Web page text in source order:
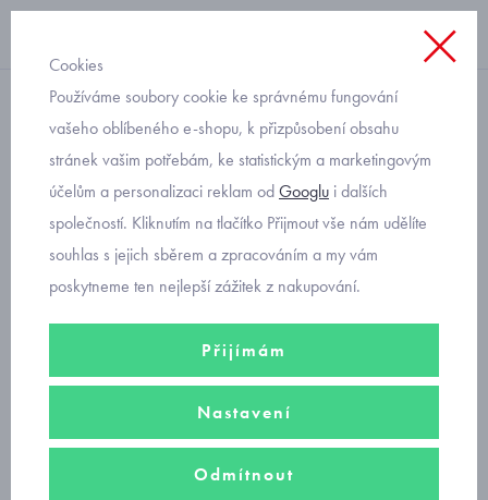
softshellové nezateplené
dívčí softshellové rukavice
nezateplené černé s
reflexními srdíčky 0124
Cookies
Používáme soubory cookie ke správnému fungování
vašeho oblíbeného e-shopu, k přizpůsobení obsahu
stránek vašim potřebám, ke statistickým a marketingovým
účelům a personalizaci reklam odGooglu i dalších
společností. Kliknutím na tlačítko Přijmout vše nám udělíte
souhlas s jejich sběrem a zpracováním a my vám
poskytneme ten nejlepší zážitek z nakupování.
Přijímám
Nastavení
Odmítnout